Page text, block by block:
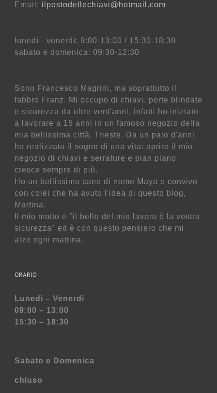
Email: ilpostodellechiavi@hotmail.com
lunedì - venerdì: 9:00-13:00 / 15:30-18:30
sabato e domenica: 09:30-12:30
Sono Francesco Magrini, ma soprattutto il
fabbro Franz. Mi occupo di chiavi, porte blindate
e sicurezza da oltre vent'anni, infatti ho iniziato
a lavorare a 15 anni in un famoso negozio della
mia bellissima città, Trieste. Da un paio d'anni
ho realizzato il sogno di una vita: aprire il mio
negozio di chiavi e serrature e pian piano
cresce sempre di più.
Ho un bellissimo cane di nome Maya e convivo
con colei che ha avuto l'idea di questo blog,
Martina.
Il mio motto è "il bello del mio lavoro è la vostra
sicurezza" ed è con questo pensiero che mi
alzo ogni mattina.
ORARIO
Lunedì – Venerdì
09:00 – 13:00
15:30 – 18:30
Sabato e Domenica
chiuso